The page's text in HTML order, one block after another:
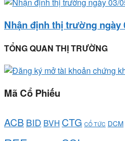
Nhận định thị trường ngày
TỔNG QUAN THỊ TRƯỜNG
Mã Cổ Phiếu
ACB BID BVH CTG CỔ TỨC DCM